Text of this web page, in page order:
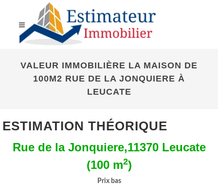
VALEUR IMMOBILIÈRE LA MAISON DE
100M2 RUE DE LA JONQUIERE À
LEUCATE
ESTIMATION THÉORIQUE
Rue de la Jonquiere,11370 Leucate
(100 m2)
Prix bas